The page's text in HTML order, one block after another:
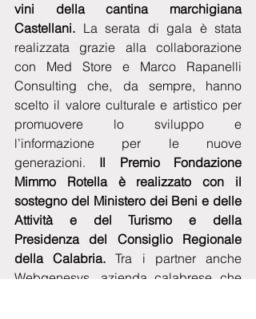
vini della cantina marchigiana
Castellani. La serata di gala è stata
realizzata grazie alla collaborazione
con Med Store e Marco Rapanelli
Consulting che, da sempre, hanno
scelto il valore culturale e artistico per
promuovere lo sviluppo e
l’informazione per le nuove
generazioni. Il Premio Fondazione
Mimmo Rotella è realizzato con il
sostegno del Ministero dei Beni e delle
Attività e del Turismo e della
Presidenza del Consiglio Regionale
della Calabria. Tra i partner anche
Webgenesys, azienda calabrese che